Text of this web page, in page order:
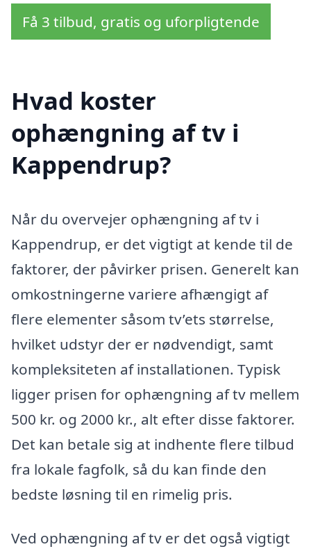
Få 3 tilbud, gratis og uforpligtende
Hvad koster
ophængning af tv i
Kappendrup?
Når du overvejer ophængning af tv i
Kappendrup, er det vigtigt at kende til de
faktorer, der påvirker prisen. Generelt kan
omkostningerne variere afhængigt af
flere elementer såsom tv’ets størrelse,
hvilket udstyr der er nødvendigt, samt
kompleksiteten af installationen. Typisk
ligger prisen for ophængning af tv mellem
500 kr. og 2000 kr., alt efter disse faktorer.
Det kan betale sig at indhente flere tilbud
fra lokale fagfolk, så du kan finde den
bedste løsning til en rimelig pris.
Ved ophængning af tv er det også vigtigt